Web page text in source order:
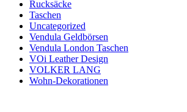
Rucksäcke
Taschen
Uncategorized
Vendula Geldbörsen
Vendula London Taschen
VOi Leather Design
VOLKER LANG
Wohn-Dekorationen